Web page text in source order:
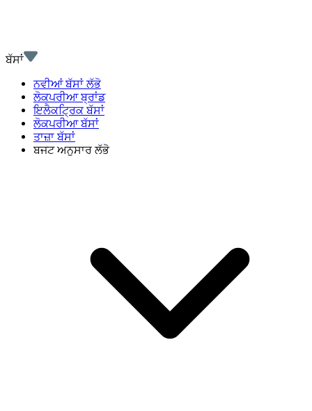
ਬੱਸਾਂ
ਨਵੀਆਂ ਬੱਸਾਂ ਲੱਭੋ
ਲੋਕਪਰੀਆ ਬ੍ਰਾਂਡ
ਇਲੈਕਟ੍ਰਿਕ ਬੱਸਾਂ
ਲੋਕਪਰੀਆ ਬੱਸਾਂ
ਤਾਜ਼ਾ ਬੱਸਾਂ
ਬਜਟ ਅਨੁਸਾਰ ਲੱਭੋ